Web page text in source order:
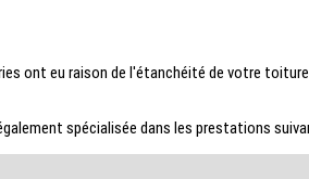
ont eu raison de l'étanchéité de votre
spécialisée dans les prestations